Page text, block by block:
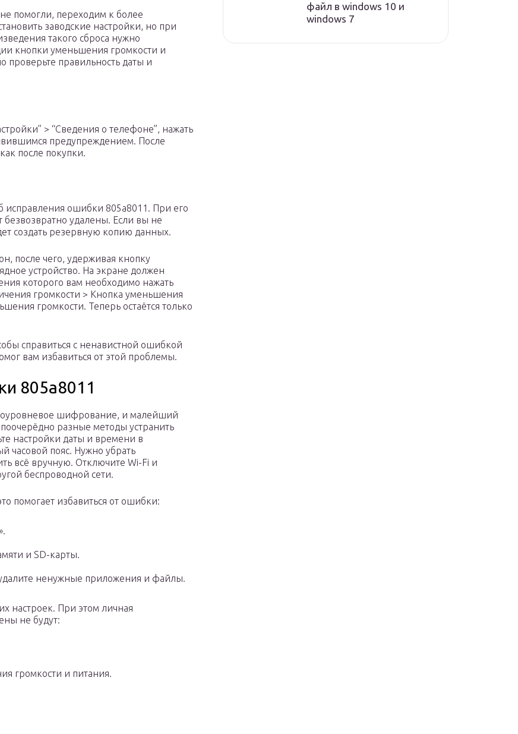
помогли, переходим к более
заводские настройки, но при
такого сброса нужно
кнопки уменьшения громкости и
проверьте правильность даты и
> “Сведения о телефоне”, нажать
предупреждением. После
после покупки.
исправления ошибки 805a8011. При его
удалены. Если вы не
создать резервную копию данных.
после чего, удерживая кнопку
устройство. На экране должен
которого вам необходимо нажать
громкости > Кнопка уменьшения
громкости. Теперь остаётся только
справиться с ненавистной ошибкой
вам избавиться от этой проблемы.
805а8011
шифрование, и малейший
разные методы устранить
настройки даты и времени в
часовой пояс. Нужно убрать
всё вручную. Отключите Wi-Fi и
беспроводной сети.
помогает избавиться от ошибки:
и SD-карты.
ненужные приложения и файлы.
настроек. При этом личная
не будут:
громкости и питания.
файл в windows 10 и
windows 7